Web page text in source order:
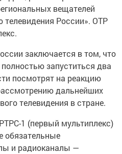
вещателей
телевидения России». ОТР
заключается в том, что
запуститься два
посмотрят на реакцию
дальнейших
телевидения в стране.
1 (первый мультиплекс)
обязательные
и радиоканалы —